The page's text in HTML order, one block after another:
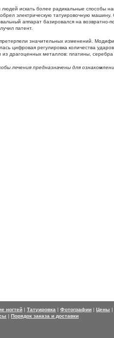
искать более радикальные способы
электрическую татуировочную
аппарат базировался на
патент.
значительных изменений.
цифровая регулировка количества
из драгоценных металлов: платины, серебра
лечения предназначены для
ногтей | Татуировка | Фотографии | Цены |
| Порядок заказа и доставки